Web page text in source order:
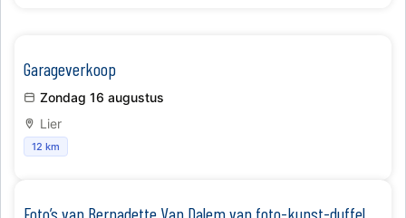
Garageverkoop
Zondag 16 augustus
Lier
12 km
Foto’s van Bernadette Van Dalem van foto-kunst-duffel